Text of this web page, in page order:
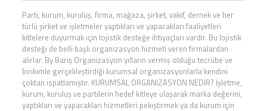
Parti, kurum, kuruluş, firma, mağaza, şirket, vakıf, dernek ve her
türlü şirket ve işletmeler yaptıkları ve yapacakları faaliyetleri
kitlelere duyurmak için lojistik desteğe ihtiyaçları vardır. Bu lojistik
desteği de belli başlı organizasyon hizmeti veren firmalardan
alırlar. By Barış Organizasyon yılların vermiş olduğu tecrübe ve
birikimle gerçekleştirdiği kurumsal organizasyonlarla kendini
çoktan ispatlamıştır. KURUMSAL ORGANİZASYON NEDİR? İşletme,
kurum, kuruluş ve partilerin hedef kitleye ulaşarak marka değerini,
yaptıkları ve yapacakları hizmetleri pekiştirmek ya da kurum için